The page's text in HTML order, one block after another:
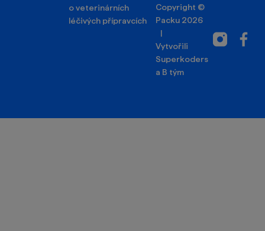
o veterinárních
léčivých přípravcích
Copyright ©
Packu 2026
|
Vytvořili
Superkoders
a B tým
Instagram